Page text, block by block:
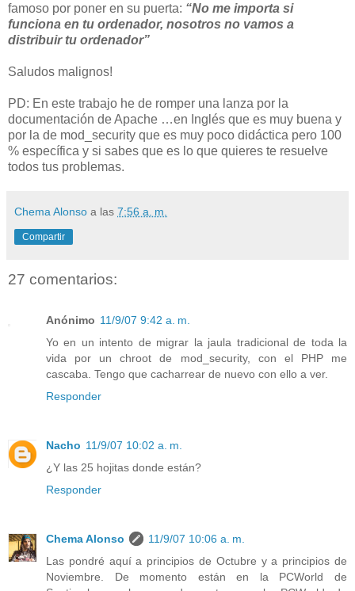
famoso por poner en su puerta: “No me importa si
funciona en tu ordenador, nosotros no vamos a
distribuir tu ordenador”
Saludos malignos!
PD: En este trabajo he de romper una lanza por la
documentación de Apache …en Inglés que es muy buena y
por la de mod_security que es muy poco didáctica pero 100
% específica y si sabes que es lo que quieres te resuelve
todos tus problemas.
Chema Alonso a las 7:56 a. m.
Compartir
27 comentarios:
Anónimo 11/9/07 9:42 a. m.
Yo en un intento de migrar la jaula tradicional de toda la
vida por un chroot de mod_security, con el PHP me
cascaba. Tengo que cacharrear de nuevo con ello a ver.
Responder
Nacho 11/9/07 10:02 a. m.
¿Y las 25 hojitas donde están?
Responder
Chema Alonso
11/9/07 10:06 a. m.
Las pondré aquí a principios de Octubre y a principios de
Noviembre. De momento están en la PCWorld de